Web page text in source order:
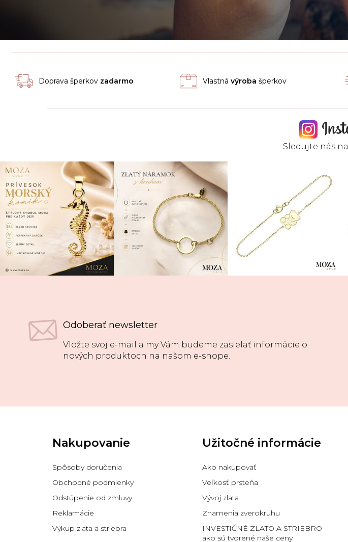
Doprava šperkov zadarmo Vlastná výroba šperkov
Sledujte nás na
Odoberať newsletter
Vložte svoj e-mail a my Vám budeme zasielať informácie o
nových produktoch na našom e-shope.
Nakupovanie
Spôsoby doručenia
Obchodné podmienky
Odstúpenie od zmluvy
Reklamácie
Výkup zlata a striebra
Užitočné informácie
Ako nakupovať
Veľkosť prsteňa
Vývoj zlata
Znamenia zverokruhu
INVESTIČNÉ ZLATO A STRIEBRO -
ako sú tvorené naše ceny